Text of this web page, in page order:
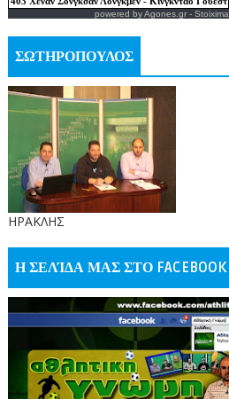
powered byAgones.gr- Stoixima
ΣΩΤΗΡΟΠΟΥΛΟΣ
ΗΡΑΚΛΗΣ
Η ΣΕΛΊΔΑ ΜΑΣ ΣΤΟ FACEBOOK